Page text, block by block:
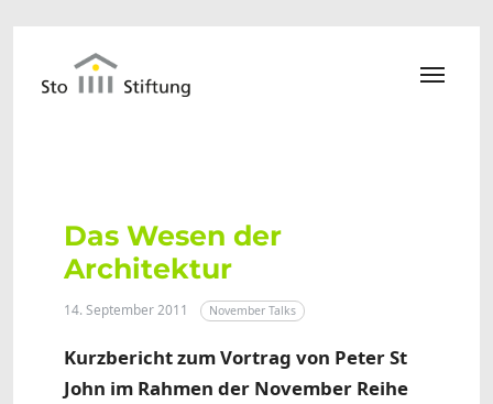
Das Wesen der
Architektur
14. September 2011 November Talks
Kurzbericht zum Vortrag von Peter St
John im Rahmen der November Reihe